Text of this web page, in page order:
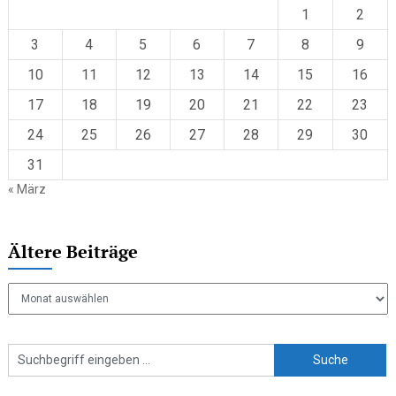
1
2
3
4 5 6 7 8
9
10
11 12 13 14 15
16
17
18 19 20 21 22
23
24
25 26 27 28 29
30
31
« März
Ältere Beiträge